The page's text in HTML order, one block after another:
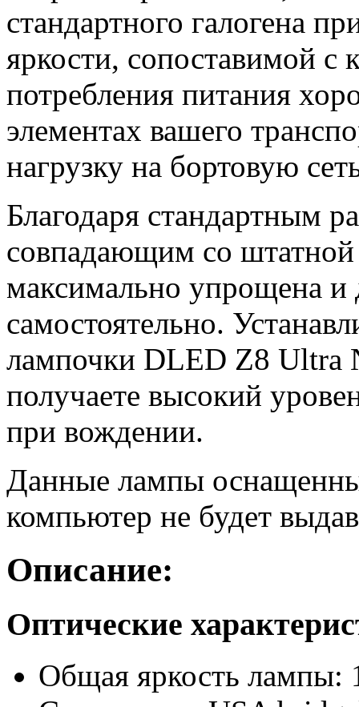
стандартного галогена
яркости, сопоставимой
потребления питания
элементах вашего
нагрузку на бортовую
Благодаря стандартным
совпадающим со штатной
максимально упрощена и
самостоятельно.
лампочки DLED Z8 Ultra
получаете высокий
при вождении.
Данные лампы
компьютер не будет
Описание:
Оптические
Общая яркость лампы: